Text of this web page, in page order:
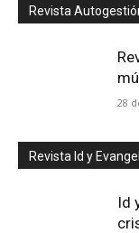
Revista
28
Revista Id y
Id